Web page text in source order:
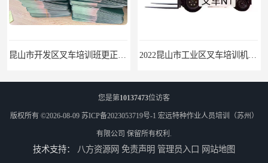
您是第10137473位访客
版权所有 ©2026-08-09 苏ICP备2023053719号-1 宏远特种作业人员培训（苏州）
有限公司 保留所有权利.
技术支持： 八方资源网 免责声明 管理员入口 网站地图